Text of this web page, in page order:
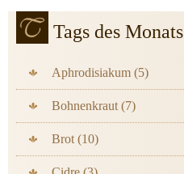
Tags des Monats
Aphrodisiakum (5)
Bohnenkraut (7)
Brot (10)